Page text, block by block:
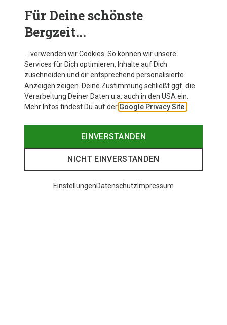
Du sparst 26%
Für Deine schönste
Bergzeit...
… verwenden wir Cookies. So können wir unsere
Services für Dich optimieren, Inhalte auf Dich
zuschneiden und dir entsprechend personalisierte
Anzeigen zeigen. Deine Zustimmung schließt ggf. die
Verarbeitung Deiner Daten u.a. auch in den USA ein.
Mehr Infos findest Du auf der Google Privacy Site.
EINVERSTANDEN
NICHT EINVERSTANDEN
EinstellungenDatenschutz Impressum